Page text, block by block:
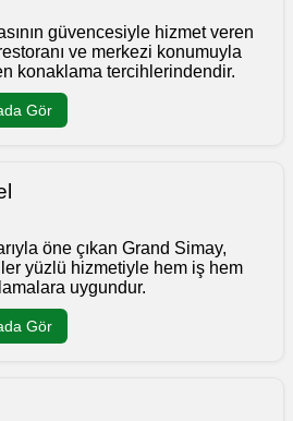
güvencesiyle hizmet veren
ve merkezi konumuyla
konaklama tercihlerindendir.
Gör
öne çıkan Grand Simay,
yüzlü hizmetiyle hem iş hem
uygundur.
Gör